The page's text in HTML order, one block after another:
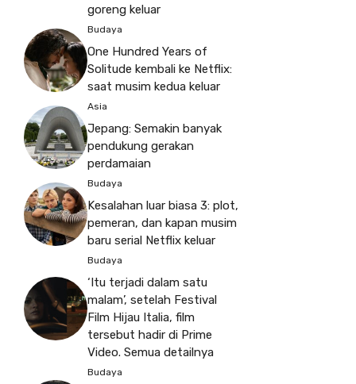
goreng keluar
Budaya
One Hundred Years of
Solitude kembali ke Netflix:
saat musim kedua keluar
Asia
Jepang: Semakin banyak
pendukung gerakan
perdamaian
Budaya
Kesalahan luar biasa 3: plot,
pemeran, dan kapan musim
baru serial Netflix keluar
Budaya
‘Itu terjadi dalam satu
malam’, setelah Festival
Film Hijau Italia, film
tersebut hadir di Prime
Video. Semua detailnya
Budaya